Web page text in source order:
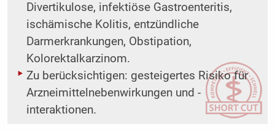
Divertikulose, infektiöse Gastroenteritis,
ischämische Kolitis, entzündliche
Darmerkrankungen, Obstipation,
Kolorektalkarzinom.
Zu berücksichtigen: gesteigertes Risiko für
Arzneimittelnebenwirkungen und -
interaktionen.